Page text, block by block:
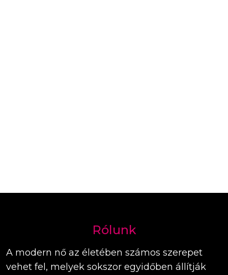
Rólunk
A modern nő az életében számos szerepet
vehet fel, melyek sokszor egyidőben állítják